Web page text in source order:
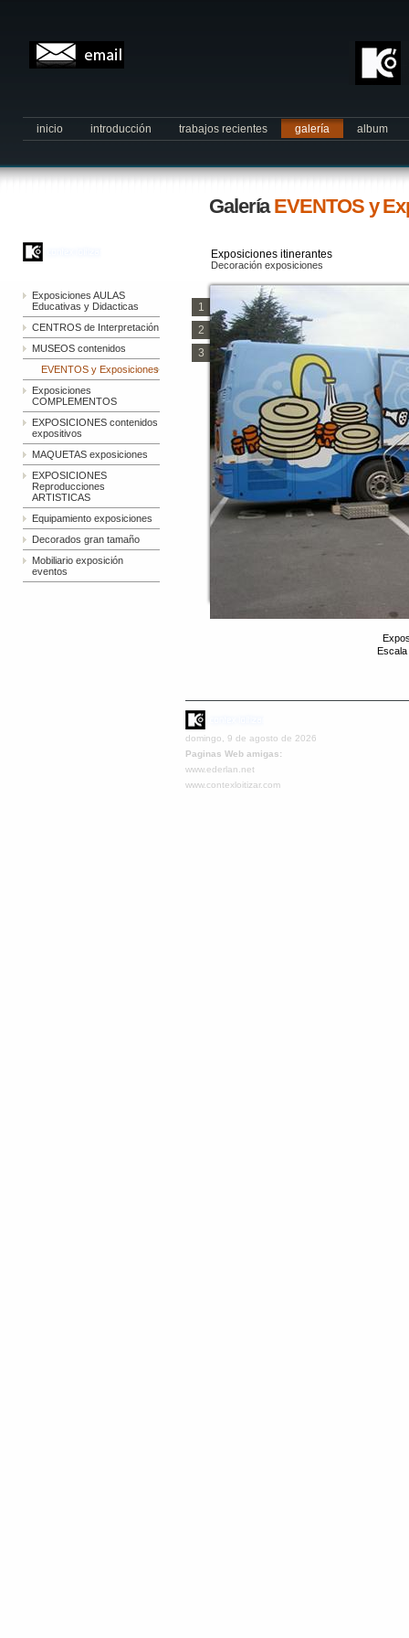
inicio introducción trabajos recientes galería album
Exposiciones AULAS
Educativas y Didacticas
CENTROS de Interpretación
MUSEOS contenidos
EVENTOS y Exposiciones
Exposiciones
COMPLEMENTOS
EXPOSICIONES contenidos
expositivos
MAQUETAS exposiciones
EXPOSICIONES
Reproducciones
ARTISTICAS
Equipamiento exposiciones
Decorados gran tamaño
Mobiliario exposición
eventos
GaleríaEVENTOS y
Exposiciones itinerantes
Decoración exposiciones
1
2
3
Escala
domingo, 9 de agosto de 2026
Paginas Web amigas:
www.ederlan.net
www.contexloitizar.com